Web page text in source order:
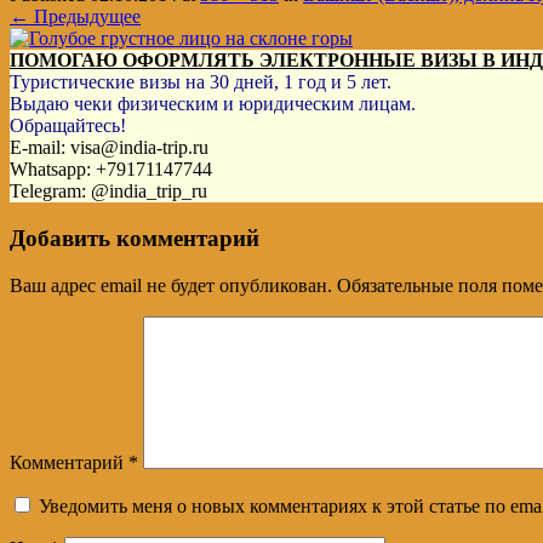
← Предыдущее
ПОМОГАЮ ОФОРМЛЯТЬ ЭЛЕКТРОННЫЕ ВИЗЫ В
Туристические визы на 30 дней, 1 год и 5 лет.
Выдаю чеки физическим и юридическим лицам.
Обращайтесь!
E-mail: visa@india-trip.ru
Whatsapp: +79171147744
Telegram: @india_trip_ru
Добавить комментарий
Ваш адрес email не будет опубликован. Обязательные поля
Комментарий *
Уведомить меня о новых комментариях к этой статье по